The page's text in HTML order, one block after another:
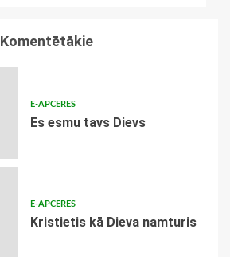
Komentētākie
E-APCERES
Es esmu tavs Dievs
E-APCERES
Kristietis kā Dieva namturis